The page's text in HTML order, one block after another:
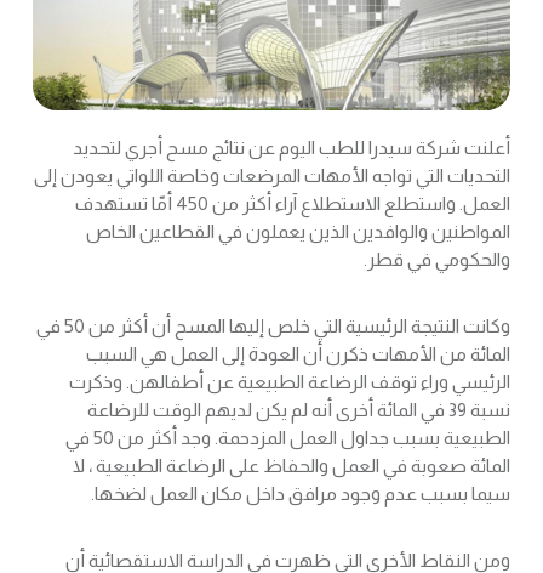
أعلنت شركة سيدرا للطب اليوم عن نتائج مسح أجري لتحديد
التحديات التي تواجه الأمهات المرضعات وخاصة اللواتي يعودن إلى
العمل. واستطلع الاستطلاع آراء أكثر من 450 أمّا تستهدف
المواطنين والوافدين الذين يعملون في القطاعين الخاص
والحكومي في قطر.
وكانت النتيجة الرئيسية التي خلص إليها المسح أن أكثر من 50 في
المائة من الأمهات ذكرن أن العودة إلى العمل هي السبب
الرئيسي وراء توقف الرضاعة الطبيعية عن أطفالهن. وذكرت
نسبة 39 في المائة أخرى أنه لم يكن لديهم الوقت للرضاعة
الطبيعية بسبب جداول العمل المزدحمة. وجد أكثر من 50 في
المائة صعوبة في العمل والحفاظ على الرضاعة الطبيعية ، لا
سيما بسبب عدم وجود مرافق داخل مكان العمل لضخها.
ومن النقاط الأخرى التي ظهرت في الدراسة الاستقصائية أن